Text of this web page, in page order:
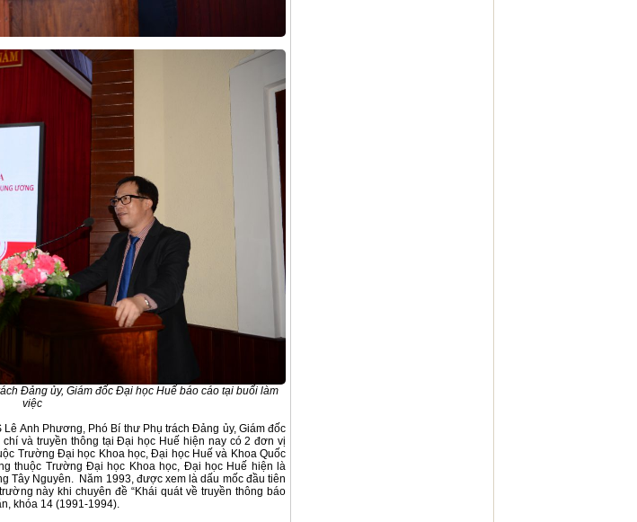
Đảng ủy, Giám đốc Đại học Huế báo cáo tại buổi làm
việc
Anh Phương, Phó Bí thư Phụ trách Đảng ủy, Giám đốc
và truyền thông tại Đại học Huế hiện nay có 2 đơn vị
Trường Đại học Khoa học, Đại học Huế và Khoa Quốc
thuộc Trường Đại học Khoa học, Đại học Huế hiện là
Tây Nguyên. Năm 1993, được xem là dấu mốc đầu tiên
này khi chuyên đề “Khái quát về truyền thông báo
khóa 14 (1991-1994).